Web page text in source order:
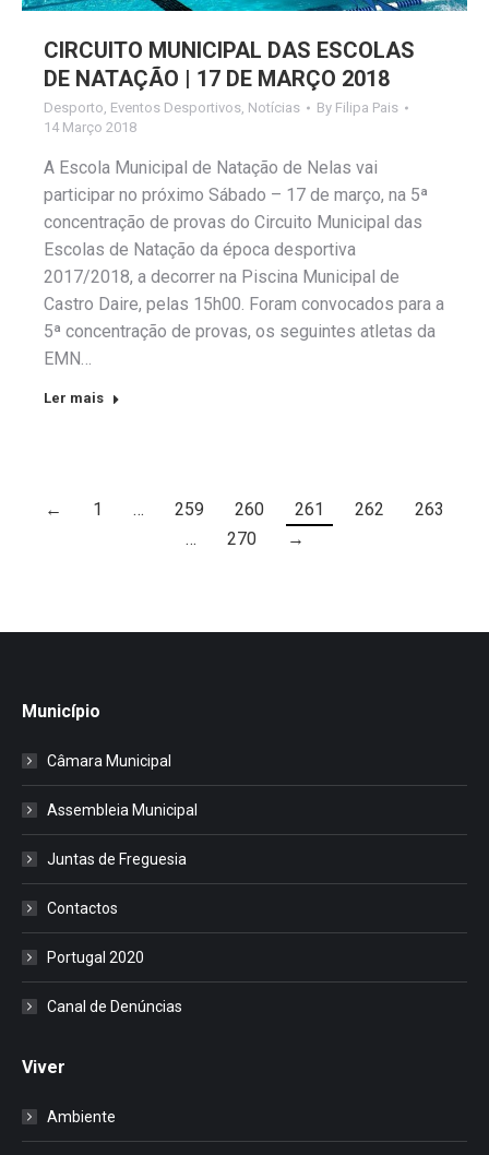
CIRCUITO MUNICIPAL DAS ESCOLAS
DE NATAÇÃO | 17 DE MARÇO 2018
Desporto Eventos Desportivos Notícias By Filipa Pais
14 Março 2018
A Escola Municipal de Natação de Nelas vai
participar no próximo Sábado – 17 de março, na 5ª
concentração de provas do Circuito Municipal das
Escolas de Natação da época desportiva
2017/2018, a decorrer na Piscina Municipal de
Castro Daire, pelas 15h00. Foram convocados para a
5ª concentração de provas, os seguintes atletas da
EMN…
Ler mais
← 1 … 259 260 261 262
263
…
270 →
Município
Câmara Municipal
Assembleia Municipal
Juntas de Freguesia
Contactos
Portugal 2020
Canal de Denúncias
Viver
Ambiente